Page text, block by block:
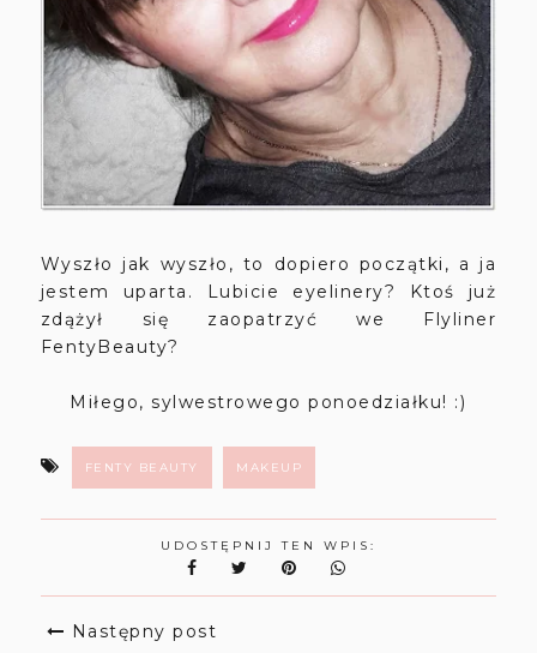
Wyszło jak wyszło, to dopiero początki, a ja
jestem uparta. Lubicie eyelinery? Ktoś już
zdążył się zaopatrzyć we Flyliner
FentyBeauty?
Miłego, sylwestrowego ponoedziałku! :)
FENTY BEAUTY MAKEUP
UDOSTĘPNIJ TEN WPIS:
Następny post